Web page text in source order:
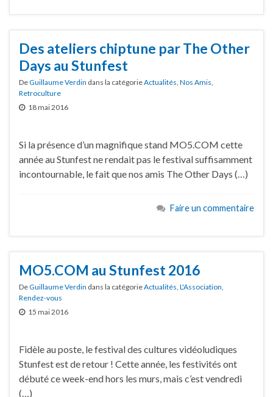
Des ateliers chiptune par The Other
Days au Stunfest
DeGuillaume Verdin dans la catégorieActualités, Nos Amis,
Retroculture
18 mai 2016
Si la présence d’un magnifique stand MO5.COM cette
année au Stunfest ne rendait pas le festival suffisamment
incontournable, le fait que nos amis The Other Days (…)
Faire un commentaire
MO5.COM au Stunfest 2016
DeGuillaume Verdin dans la catégorieActualités L'Association
Rendez-vous
15 mai 2016
Fidèle au poste, le festival des cultures vidéoludiques
Stunfest est de retour ! Cette année, les festivités ont
débuté ce week-end hors les murs, mais c’est vendredi
(…)